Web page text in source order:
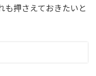
も押さえておきたいと